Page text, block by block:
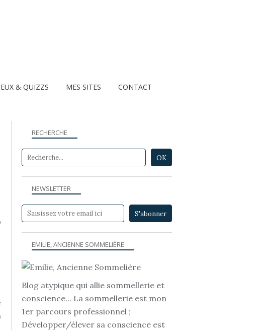
& QUIZZS MES SITES CONTACT
NEWSLETTER
RECHERCHE
EMILIE, ANCIENNE SOMMELIÈRE
Blog atypique qui allie sommellerie et
conscience... La sommellerie est mon
1er parcours professionnel ;
Développer/élever sa conscience est